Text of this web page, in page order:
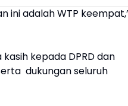
ini adalah WTP
kepada DPRD dan
dukungan seluruh